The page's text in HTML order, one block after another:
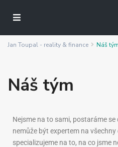
Jan Toupal - reality & finance Náš
Náš tým
Nejsme na to sami, postaráme
nemůže být expertem na
specializujeme na to, na co jsme